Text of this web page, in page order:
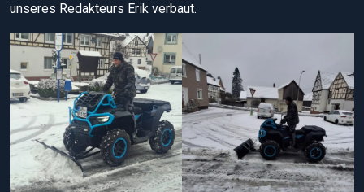
unseres Redakteurs Erik verbaut.